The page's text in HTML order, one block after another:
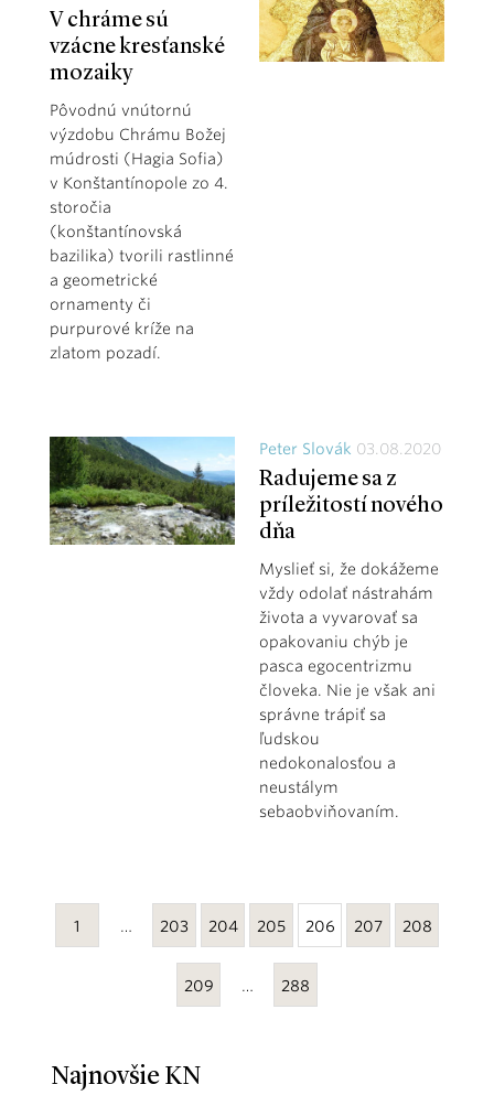
V chráme sú
vzácne kresťanské
mozaiky
Pôvodnú vnútornú
výzdobu Chrámu Božej
múdrosti (Hagia Sofia)
v Konštantínopole zo 4.
storočia
(konštantínovská
bazilika) tvorili rastlinné
a geometrické
ornamenty či
purpurové kríže na
zlatom pozadí.
Peter Slovák 03.08.2020
Radujeme sa z
príležitostí nového
dňa
Myslieť si, že dokážeme
vždy odolať nástrahám
života a vyvarovať sa
opakovaniu chýb je
pasca egocentrizmu
človeka. Nie je však ani
správne trápiť sa
ľudskou
nedokonalosťou a
neustálym
sebaobviňovaním.
1 … 203 204 205 206 207 208
209 … 288
Najnovšie KN